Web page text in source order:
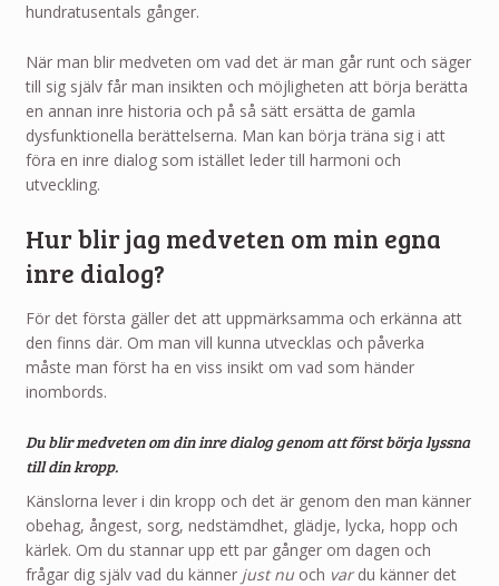
hundratusentals gånger.
När man blir medveten om vad det är man går runt och säger
till sig själv får man insikten och möjligheten att börja berätta
en annan inre historia och på så sätt ersätta de gamla
dysfunktionella berättelserna. Man kan börja träna sig i att
föra en inre dialog som istället leder till harmoni och
utveckling.
Hur blir jag medveten om min egna
inre dialog?
För det första gäller det att uppmärksamma och erkänna att
den finns där. Om man vill kunna utvecklas och påverka
måste man först ha en viss insikt om vad som händer
inombords.
Du blir medveten om din inre dialog genom att först börja lyssna
till din kropp.
Känslorna lever i din kropp och det är genom den man känner
obehag, ångest, sorg, nedstämdhet, glädje, lycka, hopp och
kärlek. Om du stannar upp ett par gånger om dagen och
frågar dig själv vad du känner just nu och vardu känner det